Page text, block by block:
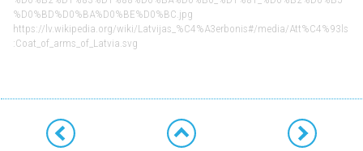
%D0%BD%D0%BA%D0%BE%D0%BC.jpg
https://lv.wikipedia.org/wiki/Latvijas_%C4%A3erbonis#/media/Att%C4%93ls
:Coat_of_arms_of_Latvia.svg